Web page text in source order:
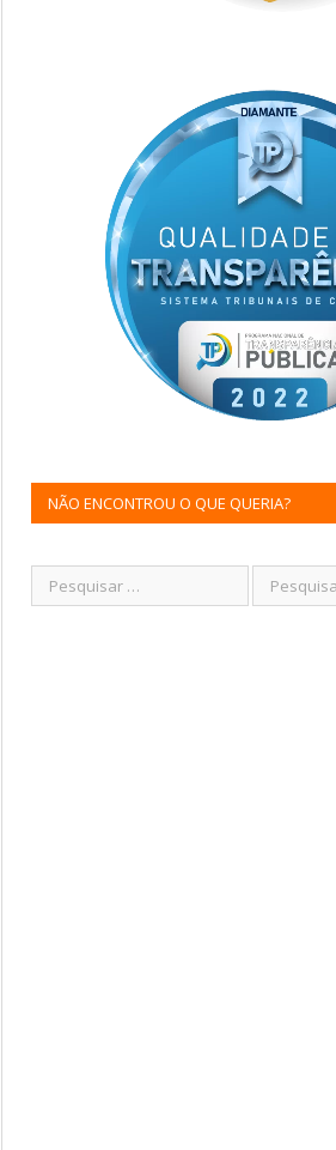
NÃO ENCONTROU O QUE QUERIA?